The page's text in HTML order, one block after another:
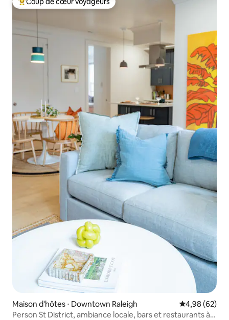
Coups de cœur voyageurs les plus appréciés
Maison d'hôtes ⋅ Downtown Raleigh Évaluation
4,98 (62)
Person St District, ambiance locale, bars et restaurants à